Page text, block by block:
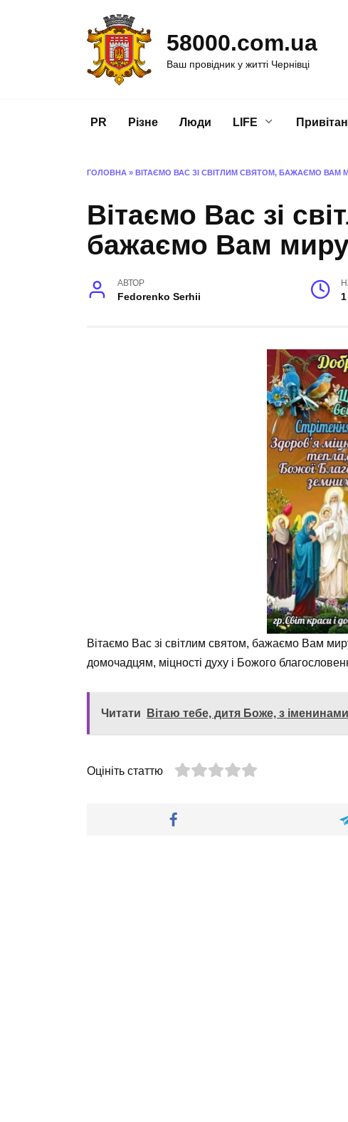
58000.com.ua
Ваш провідник у житті Чернівці
PR Різне Люди LIFE
ГОЛОВНА » ВІТАЄМО ВАС ЗІ СВІТЛИМ СВЯТОМ, БАЖАЄМО ВАМ
Вітаємо Вас зі
бажаємо Вам миру
АВТОР
Fedorenko Serhii
Вітаємо Вас зі світлим святом, бажаємо Вам
домочадцям, міцності духу і Божого
Читати Вітаю тебе, дитя Боже, з
Оцініть статтю